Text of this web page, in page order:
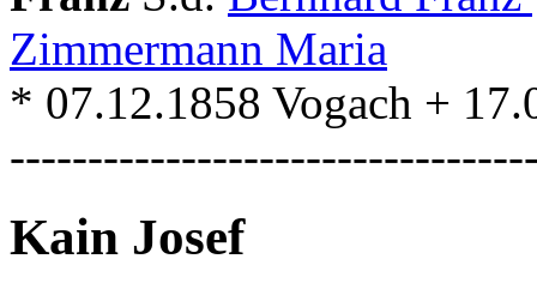
Zimmermann Maria
* 07.12.1858 Vogach +
Kain Josef